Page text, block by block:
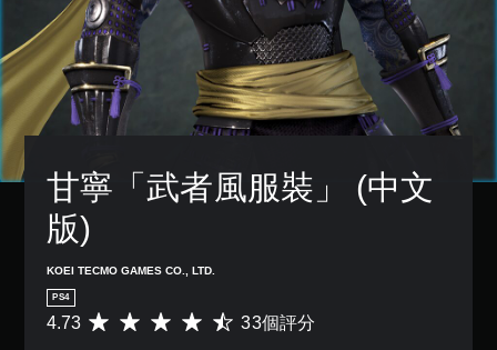
甘寧「武者風服裝」 (中文
版)
KOEI TECMO GAMES CO., LTD.
PS4
平
4.73 33個評分